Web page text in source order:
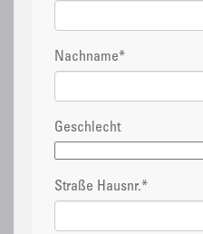
Nachname*
Geschlecht
Straße Hausnr.*